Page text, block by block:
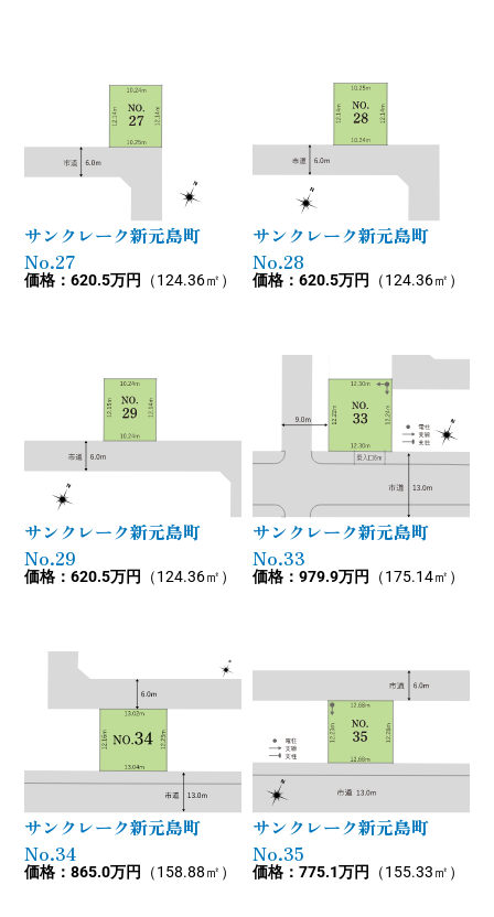
サンクレーク新元島町
No.27
価格：620.5万円 （124.36㎡）
サンクレーク新元島町
No.28
価格：620.5万円 （124.36㎡）
サンクレーク新元島町
No.29
価格：620.5万円 （124.36㎡）
サンクレーク新元島町
No.33
価格：979.9万円 （175.14㎡）
サンクレーク新元島町
No.34
価格：865.0万円 （158.88㎡）
サンクレーク新元島町
No.35
価格：775.1万円 （155.33㎡）